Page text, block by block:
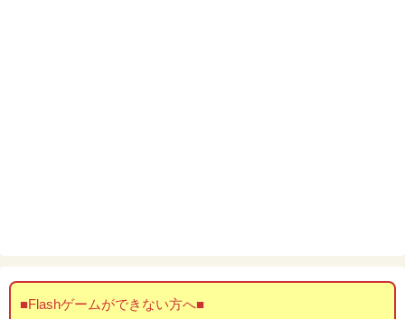
■Flashゲームができない方へ■